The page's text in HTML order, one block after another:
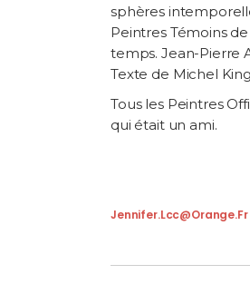
sphères
Peintres Témoins
temps. Jean-Pierre
Texte de Michel
Tous les Peintres
qui était un ami.
Jennifer.lcc@orange.fr